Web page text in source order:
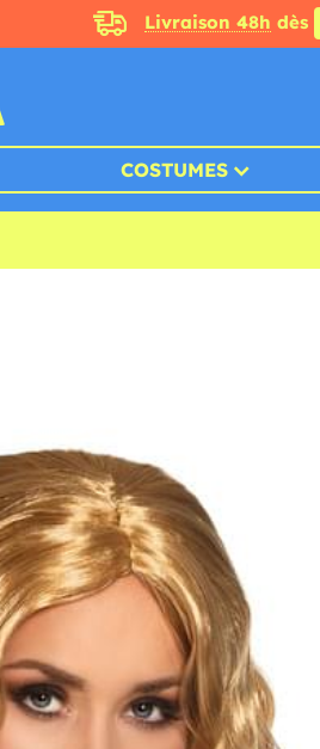
Livraison 48h dès
COSTUMES